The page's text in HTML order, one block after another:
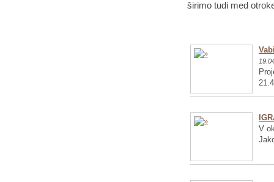
širimo tudi med
V